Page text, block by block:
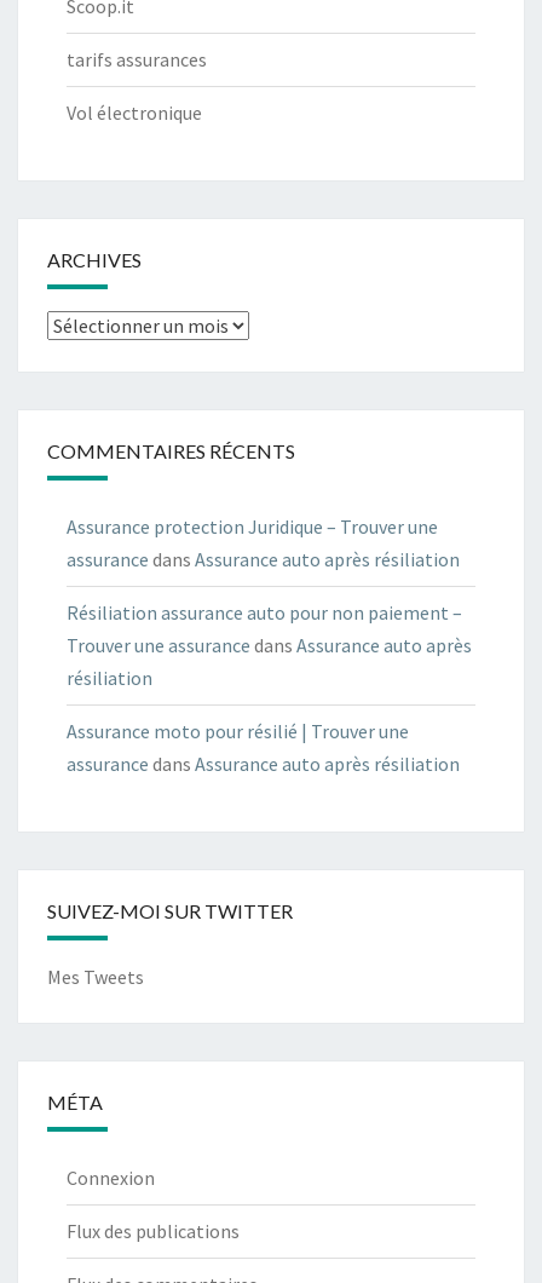
Scoop.it
tarifs assurances
Vol électronique
ARCHIVES
Archives
COMMENTAIRES RÉCENTS
Assurance protection Juridique – Trouver une
assurance dans Assurance auto après résiliation
Résiliation assurance auto pour non paiement –
Trouver une assurance dans Assurance auto après
résiliation
Assurance moto pour résilié | Trouver une
assurance dans Assurance auto après résiliation
SUIVEZ-MOI SUR TWITTER
Mes Tweets
MÉTA
Connexion
Flux des publications